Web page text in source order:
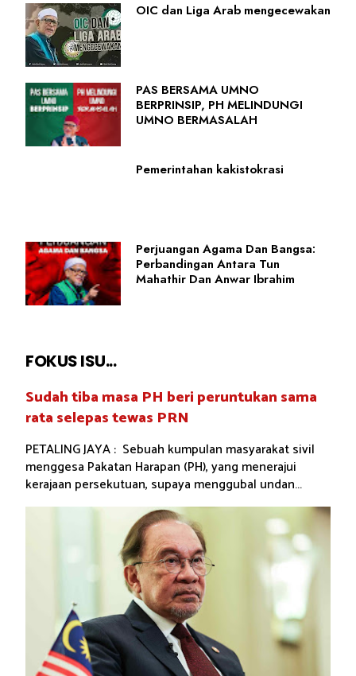
OIC dan Liga Arab mengecewakan
PAS BERSAMA UMNO
BERPRINSIP, PH MELINDUNGI
UMNO BERMASALAH
Pemerintahan kakistokrasi
Perjuangan Agama Dan Bangsa:
Perbandingan Antara Tun
Mahathir Dan Anwar Ibrahim
FOKUS ISU...
Sudah tiba masa PH beri peruntukan sama
rata selepas tewas PRN
PETALING JAYA : Sebuah kumpulan masyarakat sivil
menggesa Pakatan Harapan (PH), yang menerajui
kerajaan persekutuan, supaya menggubal undan...